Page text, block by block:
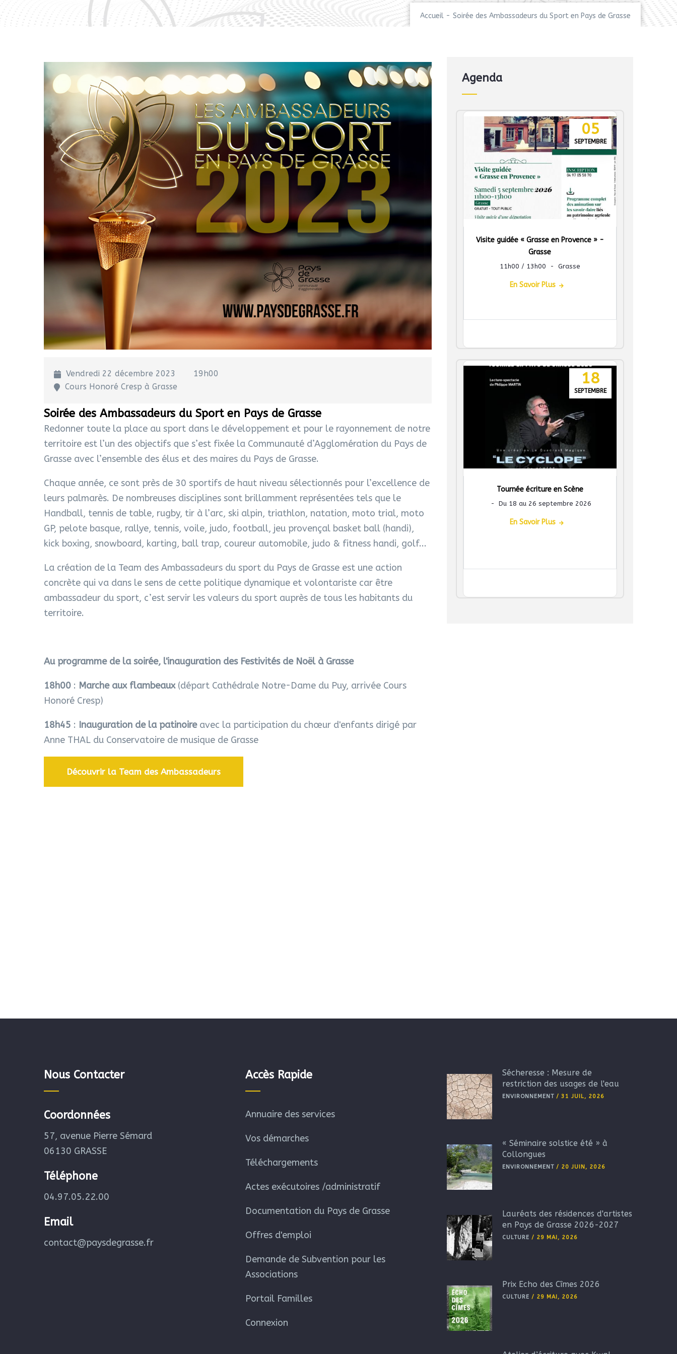
Accueil - Soirée des Ambassadeurs du Sport en Pays de Grasse
Vendredi 22 décembre 2023
19h00
Cours Honoré Cresp à Grasse
Soirée des Ambassadeurs du Sport en Pays de Grasse
Redonner toute la place au sport dans le développement et pour le rayonnement de notre
territoire est l’un des objectifs que s’est fixée la Communauté d’Agglomération du Pays de
Grasse avec l’ensemble des élus et des maires du Pays de Grasse.
Chaque année, ce sont près de 30 sportifs de haut niveau sélectionnés pour l’excellence de
leurs palmarès. De nombreuses disciplines sont brillamment représentées tels que le
Handball, tennis de table, rugby, tir à l’arc, ski alpin, triathlon, natation, moto trial, moto
GP, pelote basque, rallye, tennis, voile, judo, football, jeu provençal basket ball (handi),
kick boxing, snowboard, karting, ball trap, coureur automobile, judo & fitness handi, golf...
La création de la Team des Ambassadeurs du sport du Pays de Grasse est une action
concrète qui va dans le sens de cette politique dynamique et volontariste car être
ambassadeur du sport, c’est servir les valeurs du sport auprès de tous les habitants du
territoire.
Au programme de la soirée, l'inauguration des Festivités de Noël à Grasse
18h00 : Marche aux flambeaux (départ Cathédrale Notre-Dame du Puy, arrivée Cours
Honoré Cresp)
18h45 : Inauguration de la patinoireavec la participation du chœur d'enfants dirigé par
Anne THAL du Conservatoire de musique de Grasse
Découvrir la Team des Ambassadeurs
Agenda
05
SEPTEMBRE
Visite guidée « Grasse en Provence » -
Grasse
11h00 / 13h00 - Grasse
En Savoir Plus
18
SEPTEMBRE
Tournée écriture en Scène
- Du 18 au 26 septembre 2026
En Savoir Plus
Nous Contacter
Coordonnées
57, avenue Pierre Sémard
06130 GRASSE
Téléphone
04.97.05.22.00
Email
contact@paysdegrasse.fr
Accès Rapide
Annuaire des services
Vos démarches
Téléchargements
Actes exécutoires /administratif
Documentation du Pays de Grasse
Offres d'emploi
Demande de Subvention pour les
Associations
Portail Familles
Connexion
Sécheresse : Mesure de
restriction des usages de l'eau
ENVIRONNEMENT / 31 JUIL, 2026
« Séminaire solstice été » à
Collongues
ENVIRONNEMENT / 20 JUIN, 2026
Lauréats des résidences d'artistes
en Pays de Grasse 2026-2027
CULTURE / 29 MAI, 2026
Prix Echo des Cîmes 2026
CULTURE / 29 MAI, 2026